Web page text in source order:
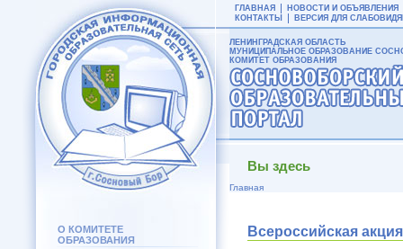
О КОМИТЕТЕ
ОБРАЗОВАНИЯ
ГЛАВНАЯ
НОВОСТИ И ОБЪЯВЛЕНИЯ
КОНТАКТЫ
ВЕРСИЯ ДЛЯ
ЛЕНИНГРАДСКАЯ ОБЛАСТЬ
МУНИЦИПАЛЬНОЕ ОБРАЗОВАНИЕ
КОМИТЕТ ОБРАЗОВАНИЯ
Вы здесь
Главная
Всероссийская